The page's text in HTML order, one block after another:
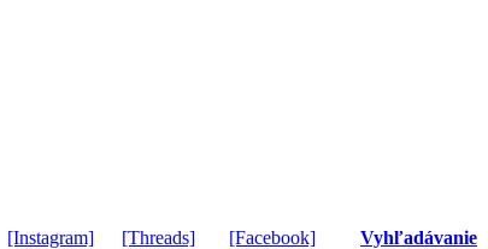
[Instagram] [Threads] [Facebook] Vyhľadávanie